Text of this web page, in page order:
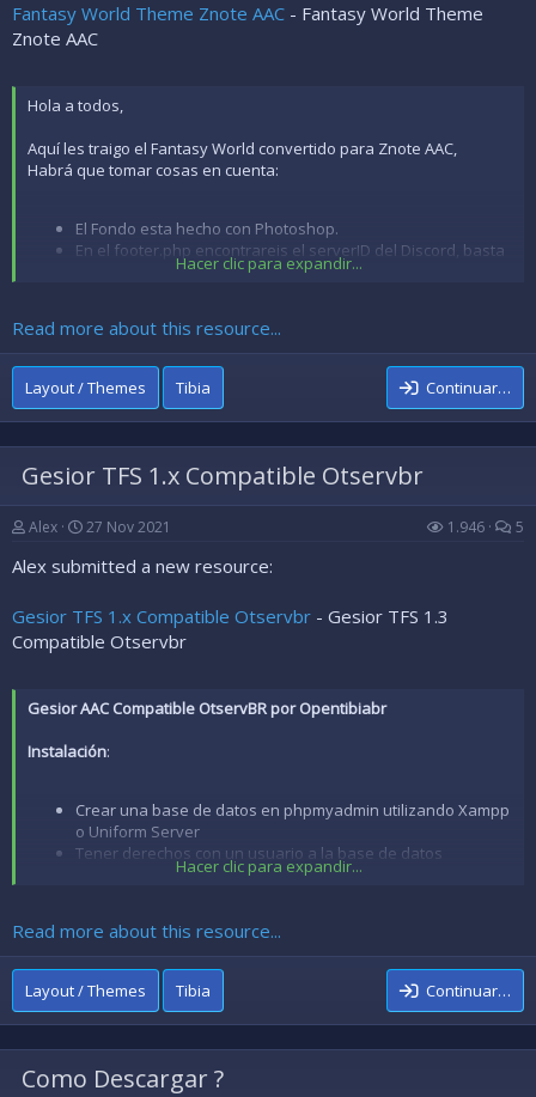
Información:
si es mas largo que el tamaño de la pagina dentro...
Fantasy World Theme Znote AAC - Fantasy World Theme
Znote AAC
Hola a todos,
Aquí les traigo el Fantasy World convertido para Znote AAC,
Habrá que tomar cosas en cuenta:
El Fondo esta hecho con Photoshop.
En el footer.php encontrareis el serverID del Discord, basta
cambiarlo por el vuestro.
que deseáis.
Espero les guste el tema
Ver en vivo la pagina:...
Hacer clic para expandir...
Read more about this resource...
Layout / Themes Tibia Continuar…
Gesior TFS 1.x Compatible Otservbr
Alex 27 Nov 2021 1.946 5
Alex submitted a new resource:
Gesior TFS 1.x Compatible Otservbr - Gesior TFS 1.3
Compatible Otservbr
Gesior AAC Compatible OtservBR por Opentibiabr
Instalación:
Crear una base de datos en phpmyadmin utilizando Xampp
o Uniform Server
Tener derechos con un usuario a la base de datos
Importar el schema.sql del Gesior en la base de datos ( no
el server Path
Configurar elreCAPTCHA, para crear en localhost, entrar
como...
Hacer clic para expandir...
Read more about this resource...
Layout / Themes Tibia Continuar…
Como Descargar ?